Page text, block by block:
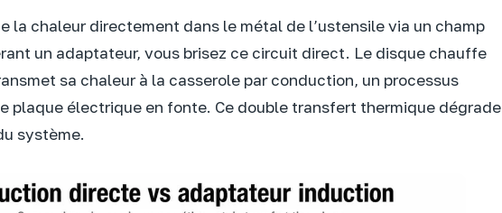
la chaleur directement dans le métal de l’ustensile via un champ
un adaptateur, vous brisez ce circuit direct. Le disque chauffe
sa chaleur à la casserole par conduction, un processus
plaque électrique en fonte. Ce double transfert thermique dégrade
système.